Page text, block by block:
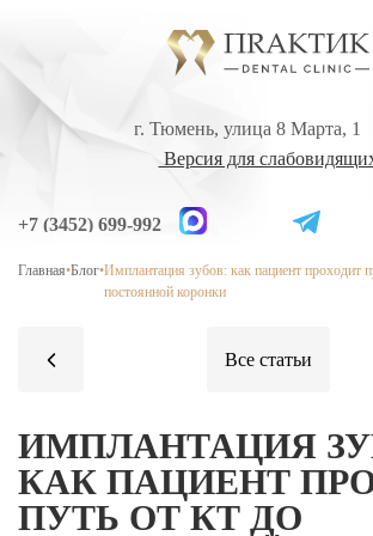
г. Тюмень, улица 8 Марта, 1
Версия для
+7 (3452) 699-992
Главная•Блог•Имплантация зубов: как пациент проходит
постоянной коронки
г. Тюмень, улица 8 Марта, 1
Версия для
+7 (3452) 699-992
УСЛУГИ
ВРАЧИ
Лечение кариеса
Лечение высокой чувствительности зубов
ИМПЛАНТАЦИЯ
КАК ПАЦИЕНТ
ПУТЬ ОТ КТ ДО